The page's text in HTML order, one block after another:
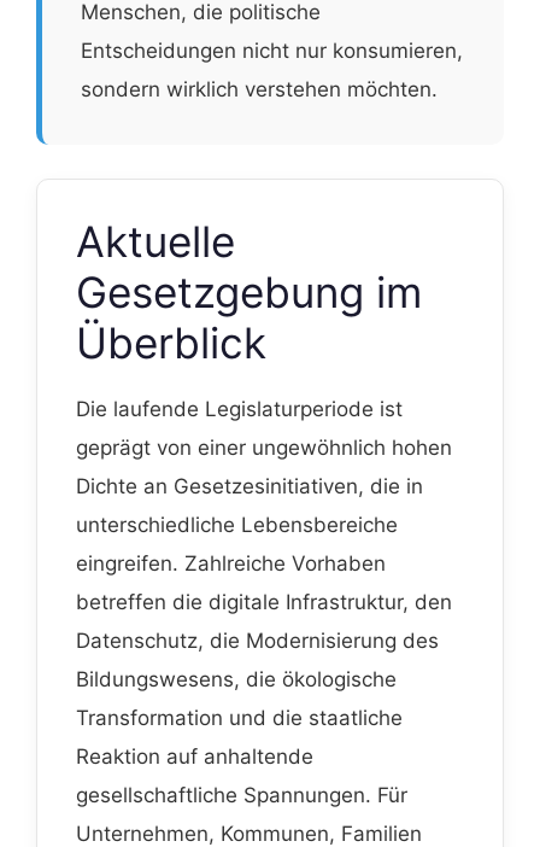
Menschen, die politische
Entscheidungen nicht nur konsumieren,
sondern wirklich verstehen möchten.
Aktuelle
Gesetzgebung im
Überblick
Die laufende Legislaturperiode ist
geprägt von einer ungewöhnlich hohen
Dichte an Gesetzesinitiativen, die in
unterschiedliche Lebensbereiche
eingreifen. Zahlreiche Vorhaben
betreffen die digitale Infrastruktur, den
Datenschutz, die Modernisierung des
Bildungswesens, die ökologische
Transformation und die staatliche
Reaktion auf anhaltende
gesellschaftliche Spannungen. Für
Unternehmen, Kommunen, Familien